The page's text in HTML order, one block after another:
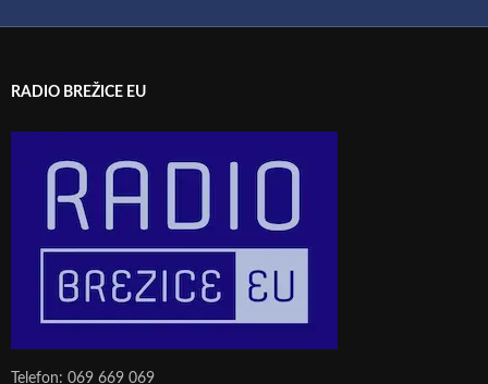
RADIO BREŽICE EU
Telefon: 069 669 069